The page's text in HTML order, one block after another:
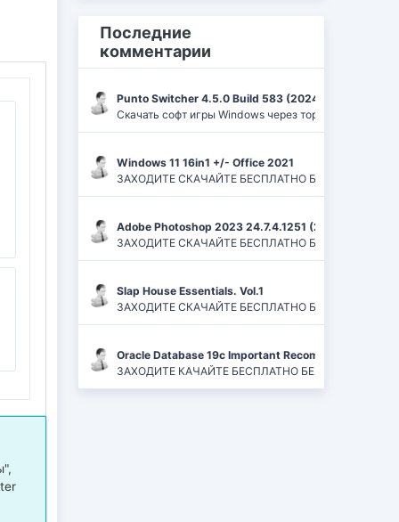
Последние
комментарии
Punto Switcher 4.5.0 Build 583 (2024) РС | RePack
Скачать софт игры Windows через торрент Ufrag:
Windows 11 16in1 +/- Office 2021
ЗАХОДИТЕ СКАЧАЙТЕ БЕСПЛАТНО БЕЗ
Adobe Photoshop 2023 24.7.4.1251 (2024) PC |
ЗАХОДИТЕ СКАЧАЙТЕ БЕСПЛАТНО БЕЗ
Slap House Essentials. Vol.1
ЗАХОДИТЕ СКАЧАЙТЕ БЕСПЛАТНО БЕЗ
Oracle Database 19c Important Recommended One-
ЗАХОДИТЕ КАЧАЙТЕ БЕСПЛАТНО БЕЗ РЕГИСТРАЦИЙ